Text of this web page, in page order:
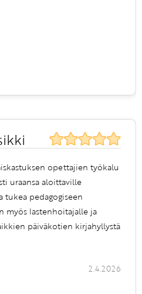
opettajien työkalu
uraansa aloittaville
tukea pedagogiseen
myös lastenhoitajalle ja
päiväkotien kirjahyllystä
2.4.2026